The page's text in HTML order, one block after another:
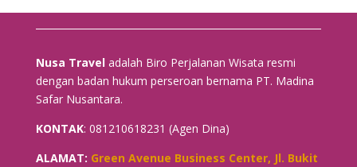
Nusa Traveladalah Biro Perjalanan Wisata resmi
dengan badan hukum perseroan bernama PT. Madina
Safar Nusantara.
KONTAK: 081210618231 (Agen Dina)
ALAMAT: Green Avenue Business Center, Jl. Bukit